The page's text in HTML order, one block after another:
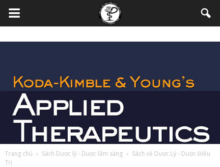
Trang chủ Sách Dược lý - Dược lâm sàng
Sách về Dược Lý - Dược Điều
Trị